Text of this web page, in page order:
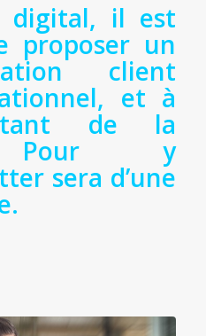
digital, il est
proposer un
client
et à
de la
Pour y
sera d’une